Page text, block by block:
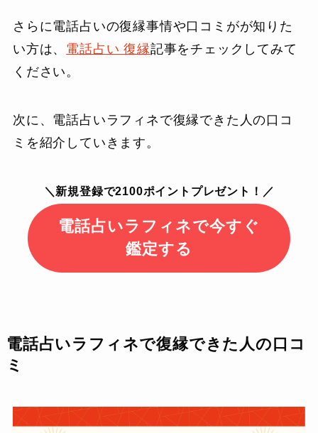
さらに電話占いの復縁事情や口コミがが知りた
い方は、 電話占い 復縁記事をチェックしてみて
ください。
次に、電話占いラフィネで復縁できた人の口コ
ミを紹介していきます。
＼新規登録で2100ポイントプレゼント！／
電話占いラフィネで今すぐ
鑑定する
電話占いラフィネで復縁できた人の口コ
ミ